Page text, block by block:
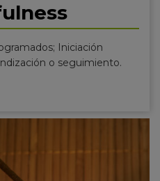
Iniciación
o seguimiento.